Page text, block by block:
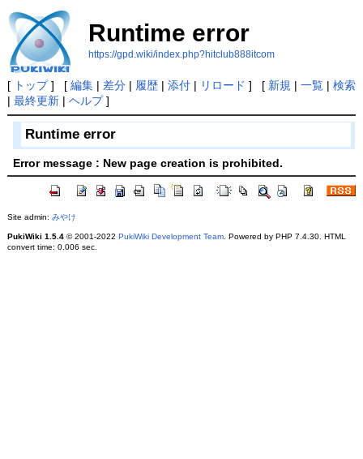
Runtime error
https://gpd.wiki/index.php?hitclub888itcom
[ トップ] [ 編集| 差分| 履歴| 添付| リロード ] [ 新規 | 一覧| 検索
| 最終更新| ヘルプ]
Runtime error
Error message : New page creation is prohibited.
Site admin: みやけ
PukiWiki 1.5.4© 2001-2022 PukiWiki Development Team. Powered by PHP 7.4.30. HTML
convert time: 0.006 sec.